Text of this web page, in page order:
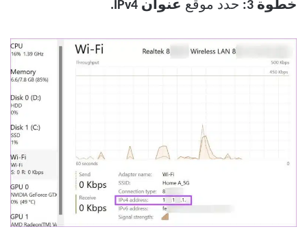
خطوة 3: حدد موقع عنوان IPv4.